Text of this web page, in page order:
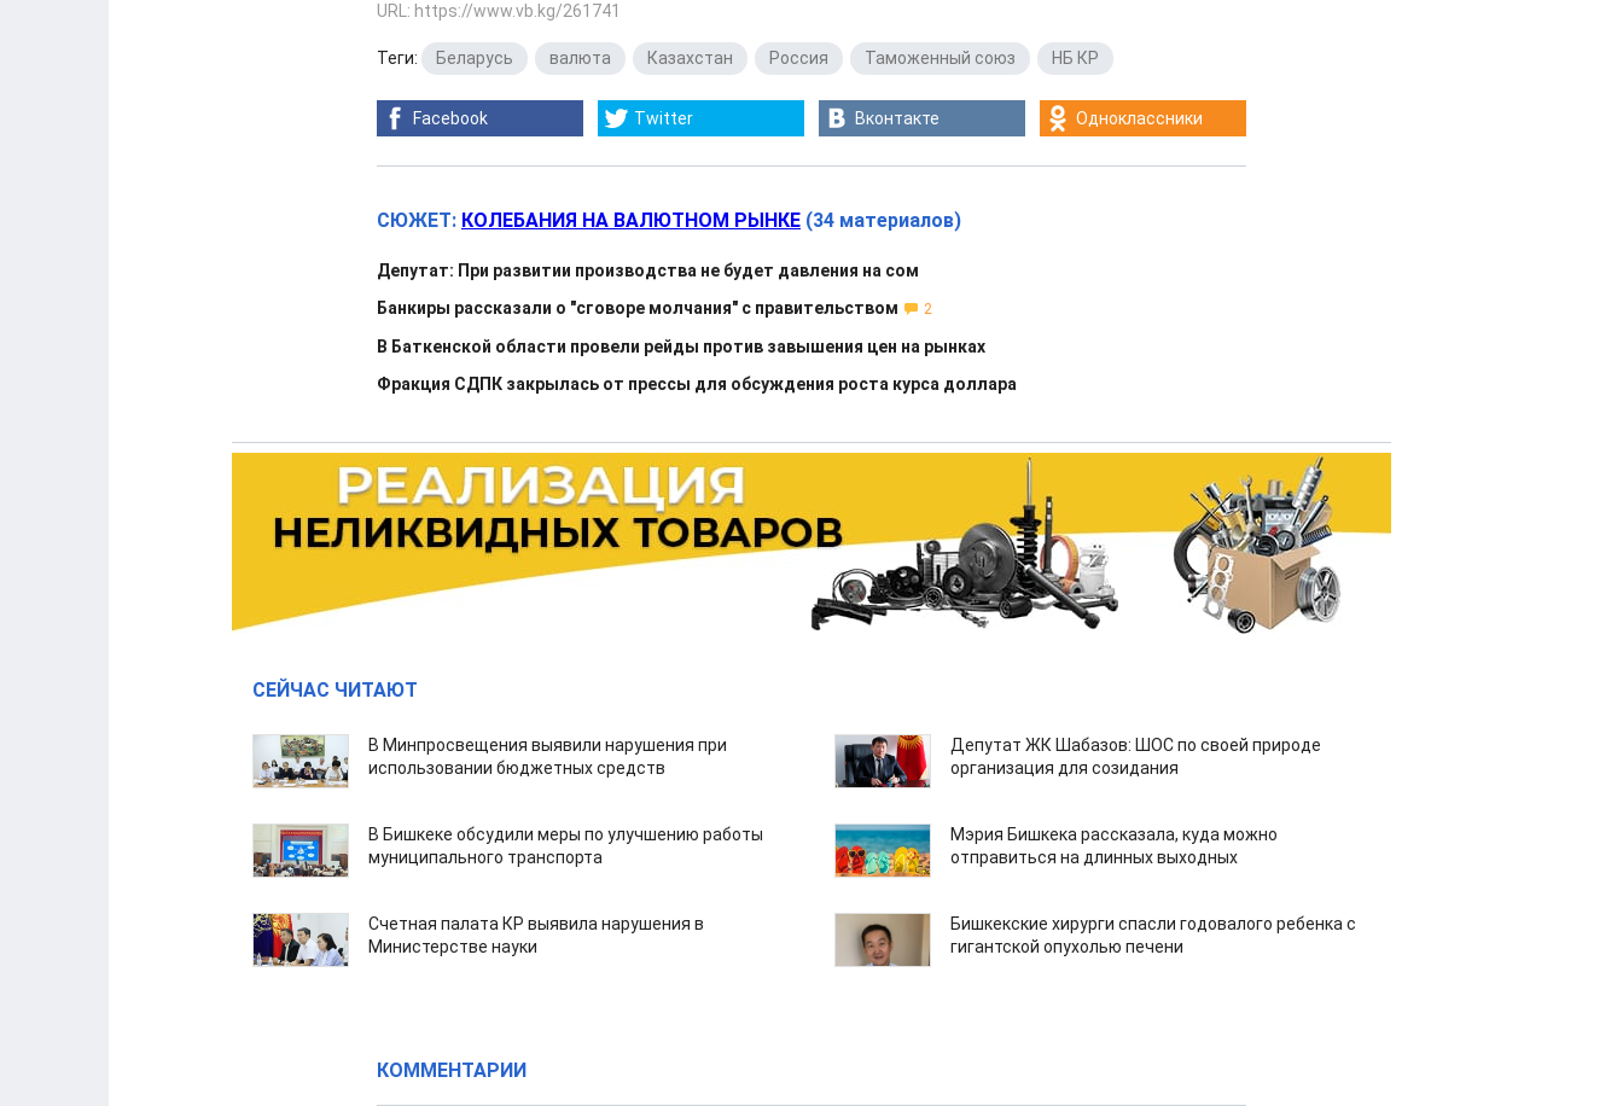
URL: https://www.vb.kg/261741
Теги: Беларусь валюта Казахстан Россия Таможенный союз НБ КР
Facebook Twitter Вконтакте Одноклассники
СЮЖЕТ: КОЛЕБАНИЯ НА ВАЛЮТНОМ РЫНКЕ (34 материалов)
Депутат: При развитии производства не будет давления на сом
Банкиры рассказали о "сговоре молчания" с правительством
2
В Баткенской области провели рейды против завышения цен на рынках
Фракция СДПК закрылась от прессы для обсуждения роста курса доллара
СЕЙЧАС ЧИТАЮТ
В Минпросвещения выявили нарушения при
использовании бюджетных средств
Депутат ЖК Шабазов: ШОС по своей природе
организация для созидания
В Бишкеке обсудили меры по улучшению работы
муниципального транспорта
Мэрия Бишкека рассказала, куда можно
отправиться на длинных выходных
Счетная палата КР выявила нарушения в
Министерстве науки
Бишкекские хирурги спасли годовалого ребенка с
гигантской опухолью печени
КОММЕНТАРИИ